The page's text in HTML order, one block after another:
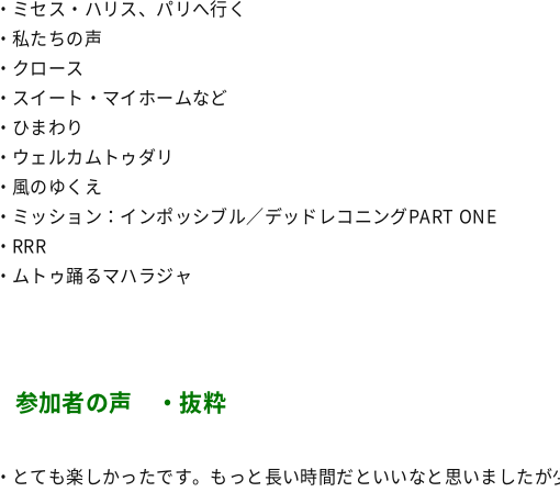
・ミセス・ハリス、パリへ行く
・私たちの声
・クロース
・スイート・マイホームなど
・ひまわり
・ウェルカムトゥダリ
・風のゆくえ
・ミッション：インポッシブル／デッドレコニングPART ONE
・RRR
・ムトゥ踊るマハラジャ
参加者の声 ・抜粋
・とても楽しかったです。もっと長い時間だといいなと思いましたが